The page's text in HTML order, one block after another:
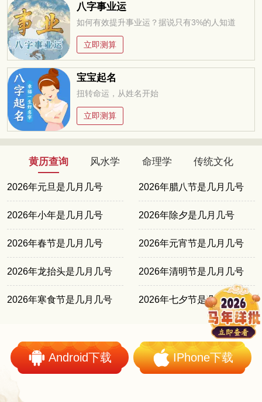
八字事业运
如何有效提升事业运？据说只有3%的人知道
立即测算
宝宝起名
扭转命运，从姓名开始
立即测算
黄历查询 风水学 命理学 传统文化
2026年元旦是几月几号 2026年腊八节是几月几号
2026年小年是几月几号 2026年除夕是几月几号
2026年春节是几月几号 2026年元宵节是几月几号
2026年龙抬头是几月几号 2026年清明节是几月几号
2026年寒食节是几月几号 2026年七夕节是几月几号
Android下载 IPhone下载